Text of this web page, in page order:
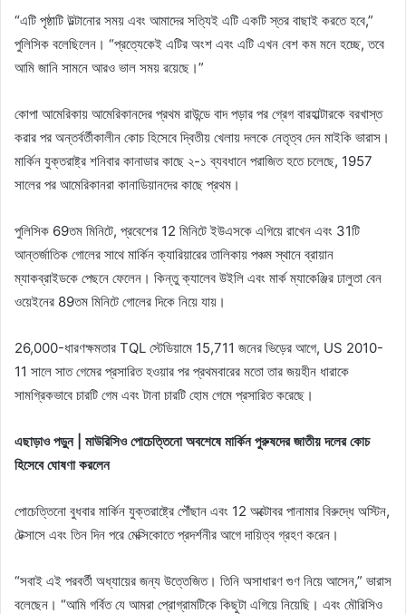
“এটি পৃষ্ঠাটি উল্টানোর সময় এবং আমাদের সত্যিই এটি একটি স্তর বাছাই করতে হবে,”
পুলিসিক বলেছিলেন। “প্রত্যেকেই এটির অংশ এবং এটি এখন বেশ কম মনে হচ্ছে, তবে
আমি জানি সামনে আরও ভাল সময় রয়েছে।”
কোপা আমেরিকায় আমেরিকানদের প্রথম রাউন্ডে বাদ পড়ার পর গ্রেগ বারহাল্টারকে বরখাস্ত
করার পর অন্তর্বর্তীকালীন কোচ হিসেবে দ্বিতীয় খেলায় দলকে নেতৃত্ব দেন মাইকি ভারাস।
মার্কিন যুক্তরাষ্ট্র শনিবার কানাডার কাছে ২-১ ব্যবধানে পরাজিত হতে চলেছে, 1957
সালের পর আমেরিকানরা কানাডিয়ানদের কাছে প্রথম।
পুলিসিক 69তম মিনিটে, প্রবেশের 12 মিনিটে ইউএসকে এগিয়ে রাখেন এবং 31টি
আন্তর্জাতিক গোলের সাথে মার্কিন ক্যারিয়ারের তালিকায় পঞ্চম স্থানে ব্রায়ান
ম্যাকব্রাইডকে পেছনে ফেলেন। কিন্তু ক্যালেব উইলি এবং মার্ক ম্যাকেঞ্জির ঢালুতা বেন
ওয়েইনের 89তম মিনিটে গোলের দিকে নিয়ে যায়।
26,000-ধারণক্ষমতার TQL স্টেডিয়ামে 15,711 জনের ভিড়ের আগে, US 2010-
11 সালে সাত গেমের প্রসারিত হওয়ার পর প্রথমবারের মতো তার জয়হীন ধারাকে
সামগ্রিকভাবে চারটি গেম এবং টানা চারটি হোম গেমে প্রসারিত করেছে।
এছাড়াও পড়ুন | মাউরিসিও পোচেত্তিনো অবশেষে মার্কিন পুরুষদের জাতীয় দলের কোচ
হিসেবে ঘোষণা করলেন
পোচেত্তিনো বুধবার মার্কিন যুক্তরাষ্ট্রে পৌঁছান এবং 12 অক্টোবর পানামার বিরুদ্ধে অস্টিন,
টেক্সাসে এবং তিন দিন পরে মেক্সিকোতে প্রদর্শনীর আগে দায়িত্ব গ্রহণ করেন।
“সবাই এই পরবর্তী অধ্যায়ের জন্য উত্তেজিত। তিনি অসাধারণ গুণ নিয়ে আসেন,” ভারাস
বলেছেন। “আমি গর্বিত যে আমরা প্রোগ্রামটিকে কিছুটা এগিয়ে নিয়েছি। এবং মৌরিসিও